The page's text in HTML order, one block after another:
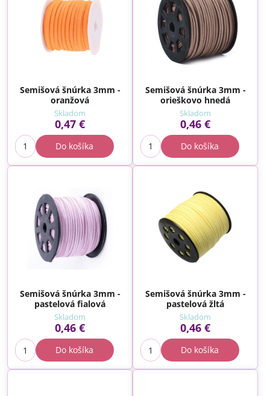
Semišová šnúrka 3mm -
oranžová
Skladom
0,47 €
Do košíka
Semišová šnúrka 3mm -
orieškovo hnedá
Skladom
0,46 €
Do košíka
Semišová šnúrka 3mm -
pastelová fialová
Skladom
0,46 €
Do košíka
Semišová šnúrka 3mm -
pastelová žltá
Skladom
0,46 €
Do košíka